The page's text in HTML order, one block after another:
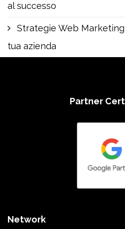
al successo
Strategie Web
tua azienda
Partner
Network